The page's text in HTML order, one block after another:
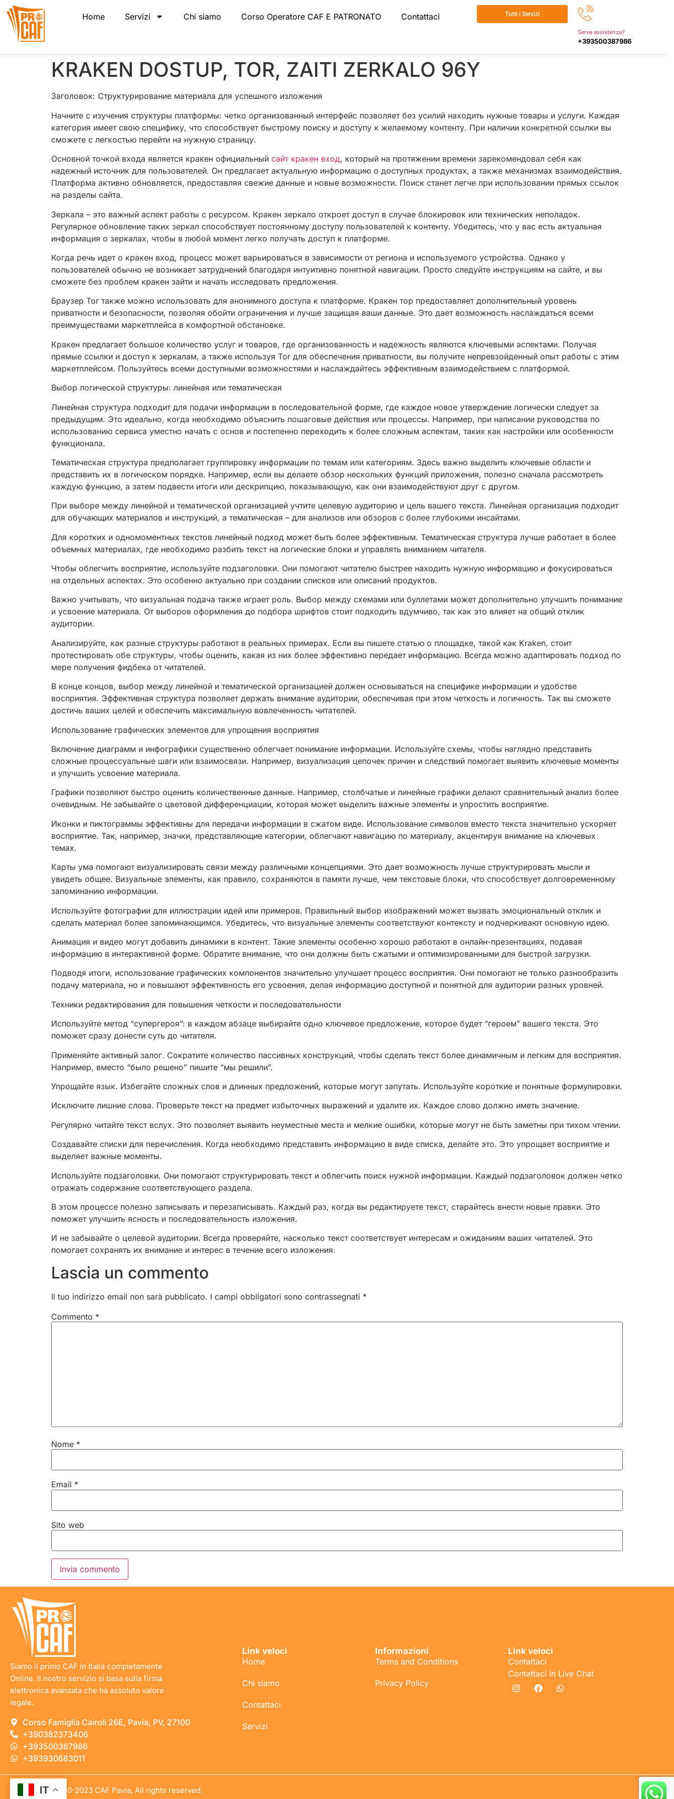
Home Servizi Chi siamo Corso Operatore CAF E PATRONATO Contattaci Tutti i Servizi
Serve assistenza?
+393500387986
KRAKEN DOSTUP, TOR, ZAITI ZERKALO 96Y
Заголовок: Структурирование материала для успешного изложения
Начните с изучения структуры платформы: четко организованный интерфейс позволяет без усилий находить нужные товары и услуги. Каждая
категория имеет свою специфику, что способствует быстрому поиску и доступу к желаемому контенту. При наличии конкретной ссылки вы
сможете с легкостью перейти на нужную страницу.
Основной точкой входа является кракен официальный сайт кракен вход, который на протяжении времени зарекомендовал себя как
надежный источник для пользователей. Он предлагает актуальную информацию о доступных продуктах, а также механизмах взаимодействия.
Платформа активно обновляется, предоставляя свежие данные и новые возможности. Поиск станет легче при использовании прямых ссылок
на разделы сайта.
Зеркала – это важный аспект работы с ресурсом. Кракен зеркало откроет доступ в случае блокировок или технических неполадок.
Регулярное обновление таких зеркал способствует постоянному доступу пользователей к контенту. Убедитесь, что у вас есть актуальная
информация о зеркалах, чтобы в любой момент легко получать доступ к платформе.
Когда речь идет о кракен вход, процесс может варьироваться в зависимости от региона и используемого устройства. Однако у
пользователей обычно не возникает затруднений благодаря интуитивно понятной навигации. Просто следуйте инструкциям на сайте, и вы
сможете без проблем кракен зайти и начать исследовать предложения.
Браузер Tor также можно использовать для анонимного доступа к платформе. Кракен тор предоставляет дополнительный уровень
приватности и безопасности, позволяя обойти ограничения и лучше защищая ваши данные. Это дает возможность наслаждаться всеми
преимуществами маркетплейса в комфортной обстановке.
Кракен предлагает большое количество услуг и товаров, где организованность и надежность являются ключевыми аспектами. Получая
прямые ссылки и доступ к зеркалам, а также используя Tor для обеспечения приватности, вы получите непревзойденный опыт работы с этим
маркетплейсом. Пользуйтесь всеми доступными возможностями и наслаждайтесь эффективным взаимодействием с платформой.
Выбор логической структуры: линейная или тематическая
Линейная структура подходит для подачи информации в последовательной форме, где каждое новое утверждение логически следует за
предыдущим. Это идеально, когда необходимо объяснить пошаговые действия или процессы. Например, при написании руководства по
использованию сервиса уместно начать с основ и постепенно переходить к более сложным аспектам, таких как настройки или особенности
функционала.
Тематическая структура предполагает группировку информации по темам или категориям. Здесь важно выделить ключевые области и
представить их в логическом порядке. Например, если вы делаете обзор нескольких функций приложения, полезно сначала рассмотреть
каждую функцию, а затем подвести итоги или дескрипцию, показывающую, как они взаимодействуют друг с другом.
При выборе между линейной и тематической организацией учтите целевую аудиторию и цель вашего текста. Линейная организация подходит
для обучающих материалов и инструкций, а тематическая – для анализов или обзоров с более глубокими инсайтами.
Для коротких и одномоментных текстов линейный подход может быть более эффективным. Тематическая структура лучше работает в более
объемных материалах, где необходимо разбить текст на логические блоки и управлять вниманием читателя.
Чтобы облегчить восприятие, используйте подзаголовки. Они помогают читателю быстрее находить нужную информацию и фокусироваться
на отдельных аспектах. Это особенно актуально при создании списков или описаний продуктов.
Важно учитывать, что визуальная подача также играет роль. Выбор между схемами или буллетами может дополнительно улучшить понимание
и усвоение материала. От выборов оформления до подбора шрифтов стоит подходить вдумчиво, так как это влияет на общий отклик
аудитории.
Анализируйте, как разные структуры работают в реальных примерах. Если вы пишете статью о площадке, такой как Kraken, стоит
протестировать обе структуры, чтобы оценить, какая из них более эффективно передает информацию. Всегда можно адаптировать подход по
мере получения фидбека от читателей.
В конце концов, выбор между линейной и тематической организацией должен основываться на специфике информации и удобстве
восприятия. Эффективная структура позволяет держать внимание аудитории, обеспечивая при этом четкость и логичность. Так вы сможете
достичь ваших целей и обеспечить максимальную вовлеченность читателей.
Использование графических элементов для упрощения восприятия
Включение диаграмм и инфографики существенно облегчает понимание информации. Используйте схемы, чтобы наглядно представить
сложные процессуальные шаги или взаимосвязи. Например, визуализация цепочек причин и следствий помогает выявить ключевые моменты
и улучшить усвоение материала.
Графики позволяют быстро оценить количественные данные. Например, столбчатые и линейные графики делают сравнительный анализ более
очевидным. Не забывайте о цветовой дифференциации, которая может выделить важные элементы и упростить восприятие.
Иконки и пиктограммы эффективны для передачи информации в сжатом виде. Использование символов вместо текста значительно ускоряет
восприятие. Так, например, значки, представляющие категории, облегчают навигацию по материалу, акцентируя внимание на ключевых
темах.
Карты ума помогают визуализировать связи между различными концепциями. Это дает возможность лучше структурировать мысли и
увидеть общее. Визуальные элементы, как правило, сохраняются в памяти лучше, чем текстовые блоки, что способствует долговременному
запоминанию информации.
Используйте фотографии для иллюстрации идей или примеров. Правильный выбор изображений может вызвать эмоциональный отклик и
сделать материал более запоминающимся. Убедитесь, что визуальные элементы соответствуют контексту и подчеркивают основную идею.
Анимация и видео могут добавить динамики в контент. Такие элементы особенно хорошо работают в онлайн-презентациях, подавая
информацию в интерактивной форме. Обратите внимание, что они должны быть сжатыми и оптимизированными для быстрой загрузки.
Подводя итоги, использование графических компонентов значительно улучшает процесс восприятия. Они помогают не только разнообразить
подачу материала, но и повышают эффективность его усвоения, делая информацию доступной и понятной для аудитории разных уровней.
Техники редактирования для повышения четкости и последовательности
Используйте метод “супергероя”: в каждом абзаце выбирайте одно ключевое предложение, которое будет “героем” вашего текста. Это
поможет сразу донести суть до читателя.
Применяйте активный залог. Сократите количество пассивных конструкций, чтобы сделать текст более динамичным и легким для восприятия.
Например, вместо “было решено” пишите “мы решили”.
Упрощайте язык. Избегайте сложных слов и длинных предложений, которые могут запутать. Используйте короткие и понятные формулировки.
Исключите лишние слова. Проверьте текст на предмет избыточных выражений и удалите их. Каждое слово должно иметь значение.
Регулярно читайте текст вслух. Это позволяет выявить неуместные места и мелкие ошибки, которые могут не быть заметны при тихом чтении.
Создавайте списки для перечисления. Когда необходимо представить информацию в виде списка, делайте это. Это упрощает восприятие и
выделяет важные моменты.
Используйте подзаголовки. Они помогают структурировать текст и облегчить поиск нужной информации. Каждый подзаголовок должен четко
отражать содержание соответствующего раздела.
В этом процессе полезно записывать и перезаписывать. Каждый раз, когда вы редактируете текст, старайтесь внести новые правки. Это
поможет улучшить ясность и последовательность изложения.
И не забывайте о целевой аудитории. Всегда проверяйте, насколько текст соответствует интересам и ожиданиям ваших читателей. Это
помогает сохранять их внимание и интерес в течение всего изложения.
Lascia un commento
Il tuo indirizzo email non sarà pubblicato. I campi obbligatori sono contrassegnati *
Commento *
Nome *
Email *
Sito web
Siamo il primo CAF in Italia completamente
Online. Il nostro servizio si basa sulla firma
elettronica avanzata che ha assoluto valore
legale.
Corso Famiglia Cairoli 26E, Pavia, PV, 27100
+390382373406
+393500387986
+393930683011
Link veloci
Home
Chi siamo
Contattaci
Servizi
Informazioni
Terms and Conditions
Privacy Policy
Link veloci
Contattaci
Contattaci in Live Chat
copyright © 2010-2023 CAF Pavia, All rights reserved.
IT